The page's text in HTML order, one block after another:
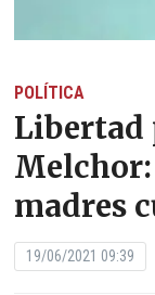
POLÍTICA
Libertad
madres
19/06/2021 09:39